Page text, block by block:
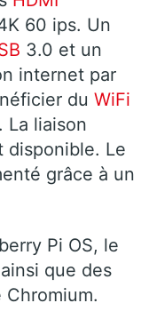
60 ips. Un
3.0 et un
internet par
du WiFi
La liaison
disponible. Le
grâce à un
Pi OS, le
que des